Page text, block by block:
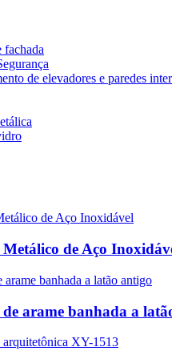
fachada
de elevadores e paredes
de Aço
arame banhada a